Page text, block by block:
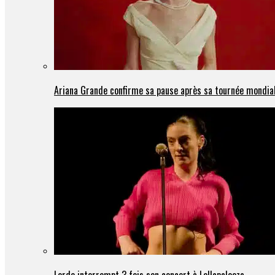
Ariana Grande confirme sa pause après sa tournée